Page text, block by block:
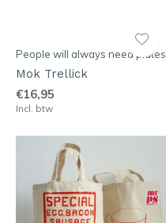
People will always need plates
Mok Trellick
€16,95
Incl. btw